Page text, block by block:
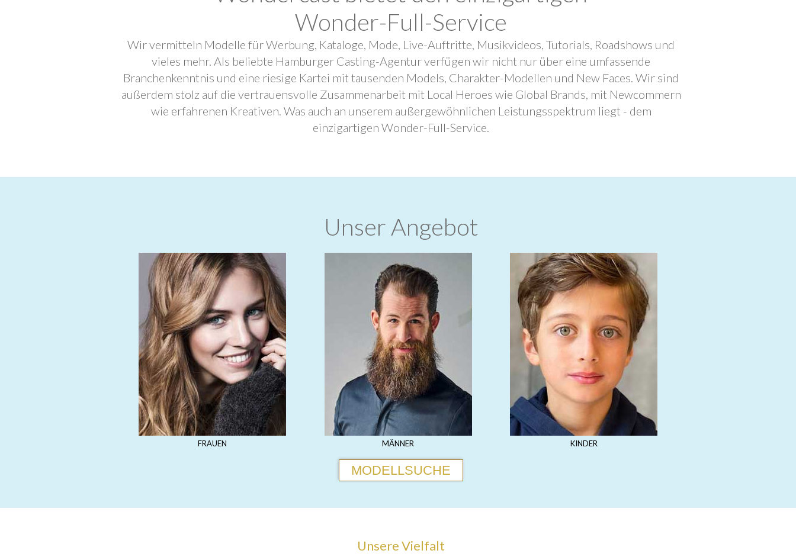
Wonder-Full-Service
Wir vermitteln Modelle für Werbung, Kataloge, Mode, Live-Auftritte, Musikvideos, Tutorials, Roadshows und
vieles mehr. Als beliebte Hamburger Casting-Agentur verfügen wir nicht nur über eine umfassende
Branchenkenntnis und eine riesige Kartei mit tausenden Models, Charakter-Modellen und New Faces. Wir sind
außerdem stolz auf die vertrauensvolle Zusammenarbeit mit Local Heroes wie Global Brands, mit Newcommern
wie erfahrenen Kreativen. Was auch an unserem außergewöhnlichen Leistungsspektrum liegt - dem
einzigartigen Wonder-Full-Service.
Unser Angebot
FRAUEN MÄNNER KINDER
MODELLSUCHE
Unsere Vielfalt